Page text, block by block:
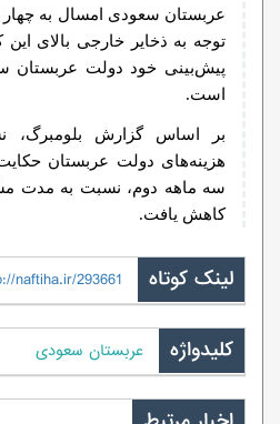
عربستان سعودی امسال به چهار
توجه به ذخایر خارجی بالای
است.
بر اساس گزارش بلومبرگ،
هزینه‌های دولت عربستان
کاهش یافت.
لینک کوتاه naftiha.ir/293661
کلیدواژه عربستان سعودی